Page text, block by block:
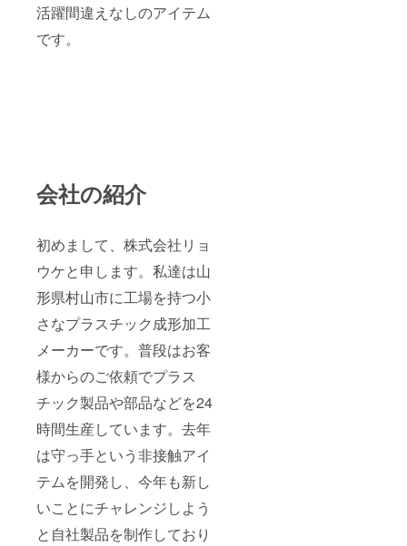
活躍間違えなしのアイテム
です。
会社の紹介
初めまして、株式会社リョ
ウケと申します。私達は山
形県村山市に工場を持つ小
さなプラスチック成形加工
メーカーです。普段はお客
様からのご依頼でプラス
チック製品や部品などを24
時間生産しています。去年
は守っ手という非接触アイ
テムを開発し、今年も新し
いことにチャレンジしよう
と自社製品を制作しており